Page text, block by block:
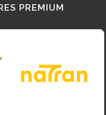
PREMIUM